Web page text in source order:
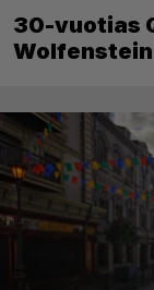
30-vuotias